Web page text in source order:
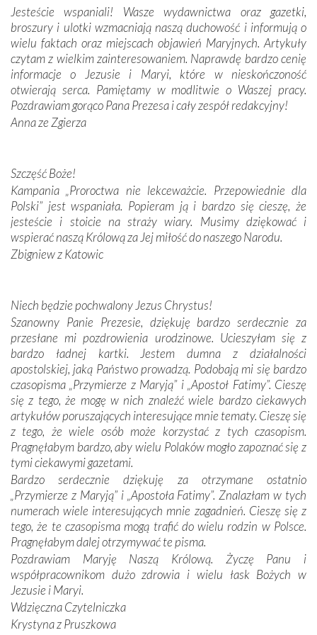
Podążyliśmy też śladami fatimskich wizjonerów – Łucji
dos Santos oraz świętych Hiacynty i Franciszka Marto.
Modliliśmy się przy ich grobach. Odprawiliśmy Drogę
Krzyżową w ich rodzinnych stronach, odwiedziliśmy
domy, w których żyli.
W miejscu objawień Matki Bożej zapaliliśmy świece
Podczas tej kilkudniowej wyprawy na każdym kroku
spotykaliśmy się z serdeczną otwartością
Portugalczyków. Podziwialiśmy ich ludową sztukę i
zwyczaje. Mimo że nasze kraje są od siebie bardzo
oddalone, w żaden sposób nie czuliśmy się obco.
Sprawiła to oczywiście sama Matka Boża, ale też
kulturowa bliskość biorąca swój początek w naszej
mieliśmy okazję przekonać się, że Maryja swoją opieką
otacza nie tylko nasz naród, lecz wszystkie nacje, które
się Jej ufnie oddają, a także każdą osobę, która zawierza
Jej siebie oraz swych bliskich.
Dzieje Portugalii to również historia wierności Bogu i
odstępstw, także w życiu władców. Trudne momenty w
wymiarze tak osobistym, jak i zbiorowym, przypominają o
konieczności ciągłego zabiegania o własną duszę i o łaskę
Opatrzności. Wierność przynosi pomyślność –
przynajmniej w życiu duchowym. Odstępstwo owocuje
nieszczęściem i śmiercią. Te uniwersalne prawdy
przychodziły na myśl, gdy słuchaliśmy opowieści
przewodników o portugalskich monarchach i wodzach,
zwycięskich bitwach i nieszczęśliwych losach grzesznych
kochanków.
Byli tym razem pośród Apostołów Fatimy reprezentanci
każdego spośród żyjących pokoleń. Najmłodszy uczestnik
liczył sobie 13 lat, zaś senior, pan Zdzisław – już 94.
Całe życie marzyłem, by tu przyjechać
Jesteście wspaniali! Wasze wydawnictwa oraz gazetki,
broszury i ulotki wzmacniają naszą duchowość i informują o
wielu faktach oraz miejscach objawień Maryjnych. Artykuły
czytam z wielkim zainteresowaniem. Naprawdę bardzo cenię
informacje o Jezusie i Maryi, które w nieskończoność
otwierają serca. Pamiętamy w modlitwie o Waszej pracy.
Pozdrawiam gorąco Pana Prezesa i cały zespół redakcyjny!
Anna ze Zgierza
Szczęść Boże!
Kampania „Proroctwa nie lekceważcie. Przepowiednie dla
Polski” jest wspaniała. Popieram ją i bardzo się cieszę, że
jesteście i stoicie na straży wiary. Musimy dziękować i
wspierać naszą Królową za Jej miłość do naszego Narodu.
Zbigniew z Katowic
Niech będzie pochwalony Jezus Chrystus!
Szanowny Panie Prezesie, dziękuję bardzo serdecznie za
przesłane mi pozdrowienia urodzinowe. Ucieszyłam się z
bardzo ładnej kartki. Jestem dumna z działalności
apostolskiej, jaką Państwo prowadzą. Podobają mi się bardzo
czasopisma „Przymierze z Maryją” i „Apostoł Fatimy”. Cieszę
się z tego, że mogę w nich znaleźć wiele bardzo ciekawych
artykułów poruszających interesujące mnie tematy. Cieszę się
z tego, że wiele osób może korzystać z tych czasopism.
Pragnęłabym bardzo, aby wielu Polaków mogło zapoznać się z
tymi ciekawymi gazetami.
Bardzo serdecznie dziękuję za otrzymane ostatnio
„Przymierze z Maryją” i „Apostoła Fatimy”. Znalazłam w tych
numerach wiele interesujących mnie zagadnień. Cieszę się z
tego, że te czasopisma mogą trafić do wielu rodzin w Polsce.
Pragnęłabym dalej otrzymywać te pisma.
Pozdrawiam Maryję Naszą Królową. Życzę Panu i
współpracownikom dużo zdrowia i wielu łask Bożych w
Jezusie i Maryi.
Wdzięczna Czytelniczka
Krystyna z Pruszkowa